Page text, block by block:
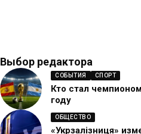
Выбор редактора
СОБЫТИЯ СПОРТ
Кто стал
году
ОБЩЕСТВО
«Укрзалізниця»